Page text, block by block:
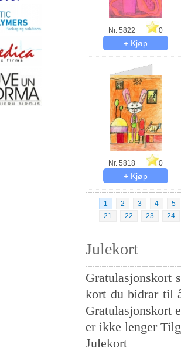
Nr. 5822 0
Nr. 5818 0
1 2 3 4
5
21
22 23 24
Julekort
Gratulasjonskort
kort du bidrar til
Gratulasjonskort
er ikke lenger
Julekort